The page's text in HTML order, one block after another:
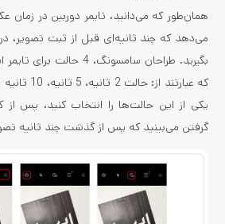
همان‌طور که می‌دانید، تایمر دوربین در زمان
می‌دهد که چند ثانیه‌ای قبل از ثبت تصویر،
بگیرید. طراحان سامسونگ، 4
که عبارتند
یکی از این حالت‌ها را انتخاب کنید، پس
گرفتن می‌بینید که پس از گذشت چند ثانیه